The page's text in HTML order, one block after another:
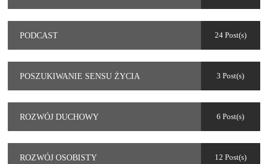
PODCAST 24 Post(s)
POSZUKIWANIE SENSU ŻYCIA 3 Post(s)
ROZWÓJ DUCHOWY 6 Post(s)
ROZWÓJ OSOBISTY 12 Post(s)